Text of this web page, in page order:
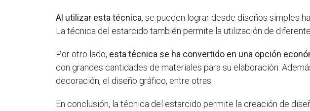
Al utilizar esta técnica, se pueden lograr desde diseños simples
La técnica del estarcido también permite la utilización de
Por otro lado, esta técnica se ha convertido en una opción
con grandes cantidades de materiales para su elaboración.
decoración, el diseño gráfico, entre otras.
En conclusión, la técnica del estarcido permite la creación de